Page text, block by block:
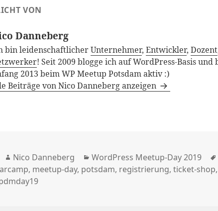
VON
Danneberg
bin leidenschaftlicherUnternehmer,Entwickler,Dozent
! Seit 2009 blogge ich auf WordPress-Basis und
2013 beim WP Meetup Potsdam aktiv :)
Beiträge von Nico Danneberg anzeigen
Autor
Nico Danneberg Kategorien
WordPress Meetup-Day 2019
, meetup-day, potsdam, registrierung,ticket-shop,